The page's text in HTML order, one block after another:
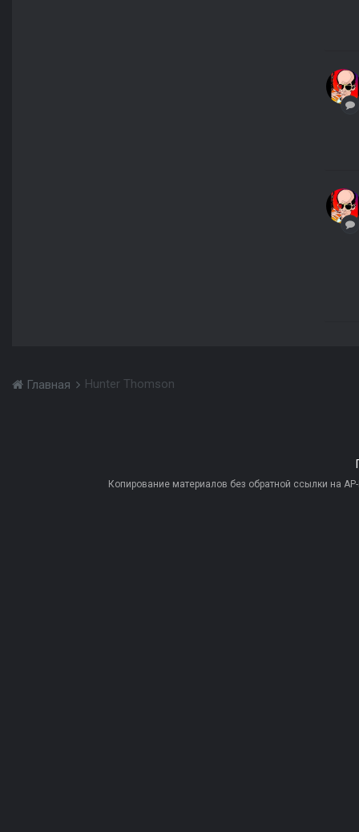
Главная Hunter Thomson
Копирование материалов без обратной ссылки на